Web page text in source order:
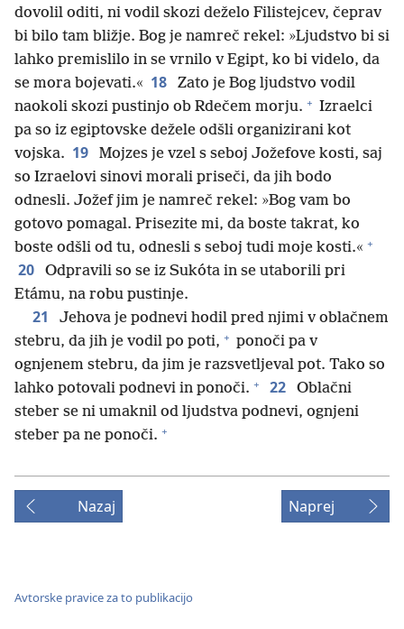
dovolil oditi, ni vodil skozi deželo Filistejcev, čeprav
bi bilo tam bližje. Bog je namreč rekel: »Ljudstvo bi si
lahko premislilo in se vrnilo v Egipt, ko bi videlo, da
se mora bojevati.« 18
Zato je Bog ljudstvo vodil
naokoli skozi pustinjo ob Rdečem morju. + Izraelci
pa so iz egiptovske dežele odšli organizirani kot
vojska. 19
Mojzes je vzel s seboj Jožefove kosti, saj
so Izraelovi sinovi morali priseči, da jih bodo
odnesli. Jožef jim je namreč rekel: »Bog vam bo
gotovo pomagal. Prisezite mi, da boste takrat, ko
boste odšli od tu, odnesli s seboj tudi moje kosti.« +
20
Odpravili so se iz Sukóta in se utaborili pri
Etámu, na robu pustinje.
21
Jehova je podnevi hodil pred njimi v oblačnem
stebru, da jih je vodil po poti, + ponoči pa v
ognjenem stebru, da jim je razsvetljeval pot. Tako so
lahko potovali podnevi in ponoči. + 22
Oblačni
steber se ni umaknil od ljudstva podnevi, ognjeni
steber pa ne ponoči. +
Nazaj Naprej
Avtorske pravice za to publikacijo